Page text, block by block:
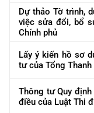
Dự thảo Tờ trình,
việc sửa đổi, bổ
Chính phủ
Lấy ý kiến hồ sơ
tư của Tổng
Thông tư Quy
điều của Luật Thi